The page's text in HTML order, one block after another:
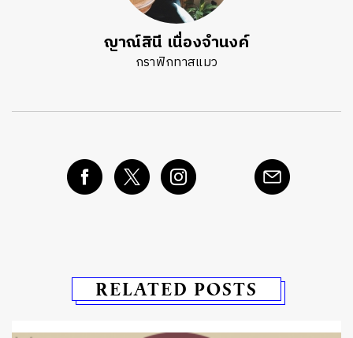
ญาณ์สินี เนื่องจำนงค์
กราฟิกทาสแมว
RELATED POSTS